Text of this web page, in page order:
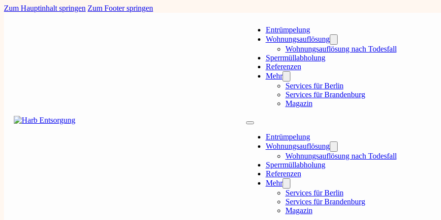
Zum Hauptinhalt springen Zum Footer springen
Entrümpelung
Wohnungsauflösung
Wohnungsauflösung nach Todesfall
Sperrmüllabholung
Referenzen
Mehr
Services für Berlin
Services für Brandenburg
Magazin
Entrümpelung
Wohnungsauflösung
Wohnungsauflösung nach Todesfall
Sperrmüllabholung
Referenzen
Mehr
Services für Berlin
Services für Brandenburg
Magazin